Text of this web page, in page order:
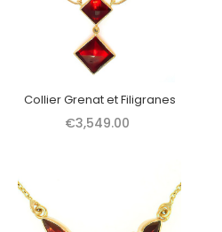
Collier Grenat et Filigranes
€3,549.00